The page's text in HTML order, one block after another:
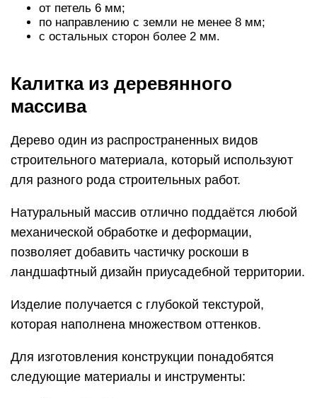
от петель 6 мм;
по направлению с земли не менее 8 мм;
с остальных сторон более 2 мм.
Калитка из деревянного
массива
Дерево один из распространенных видов
строительного материала, который используют
для разного рода строительных работ.
Натуральный массив отлично поддаётся любой
механической обработке и деформации,
позволяет добавить частичку роскоши в
ландшафтный дизайн приусадебной территории.
Изделие получается с глубокой текстурой,
которая наполнена множеством оттенков.
Для изготовления конструкции понадобятся
следующие материалы и инструменты: